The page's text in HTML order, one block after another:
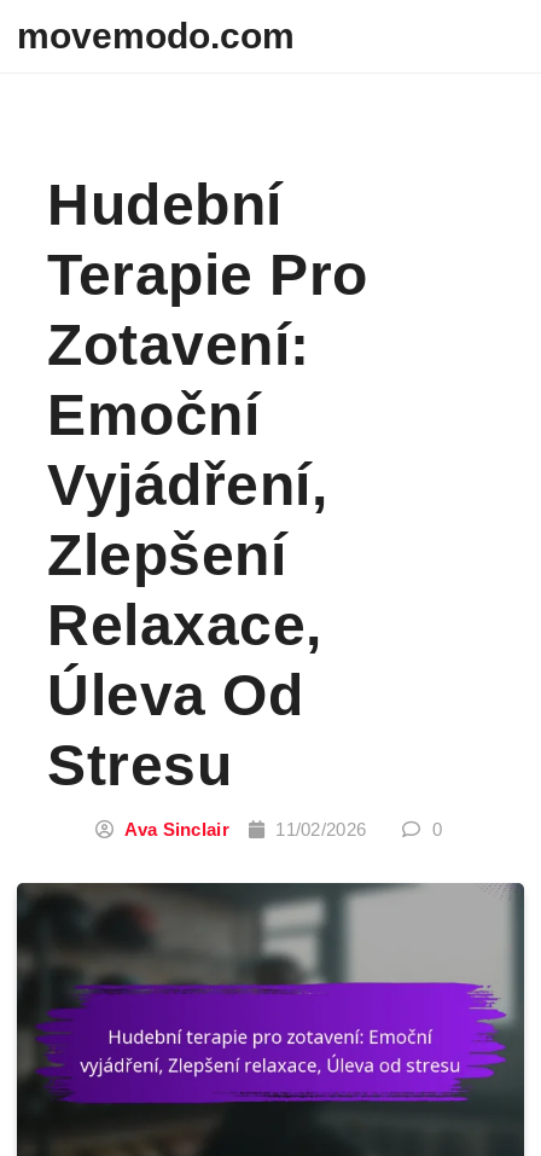
movemodo.com
Hudební
Terapie Pro
Zotavení:
Emoční
Vyjádření,
Zlepšení
Relaxace,
Úleva Od
Stresu
Ava Sinclair 11/02/2026 0